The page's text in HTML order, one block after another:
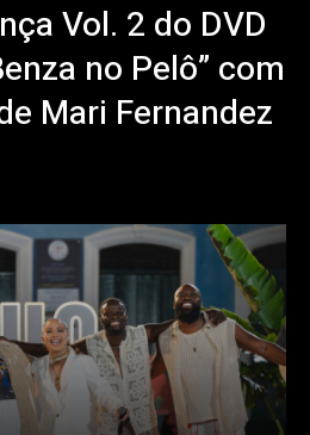
Vol. 2 do DVD
no Pelô” com
Mari Fernandez